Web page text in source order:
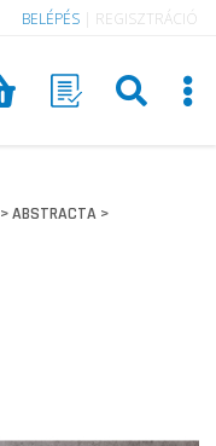
BELÉPÉS REGISZTRÁCIÓ
>ABSTRACTA >